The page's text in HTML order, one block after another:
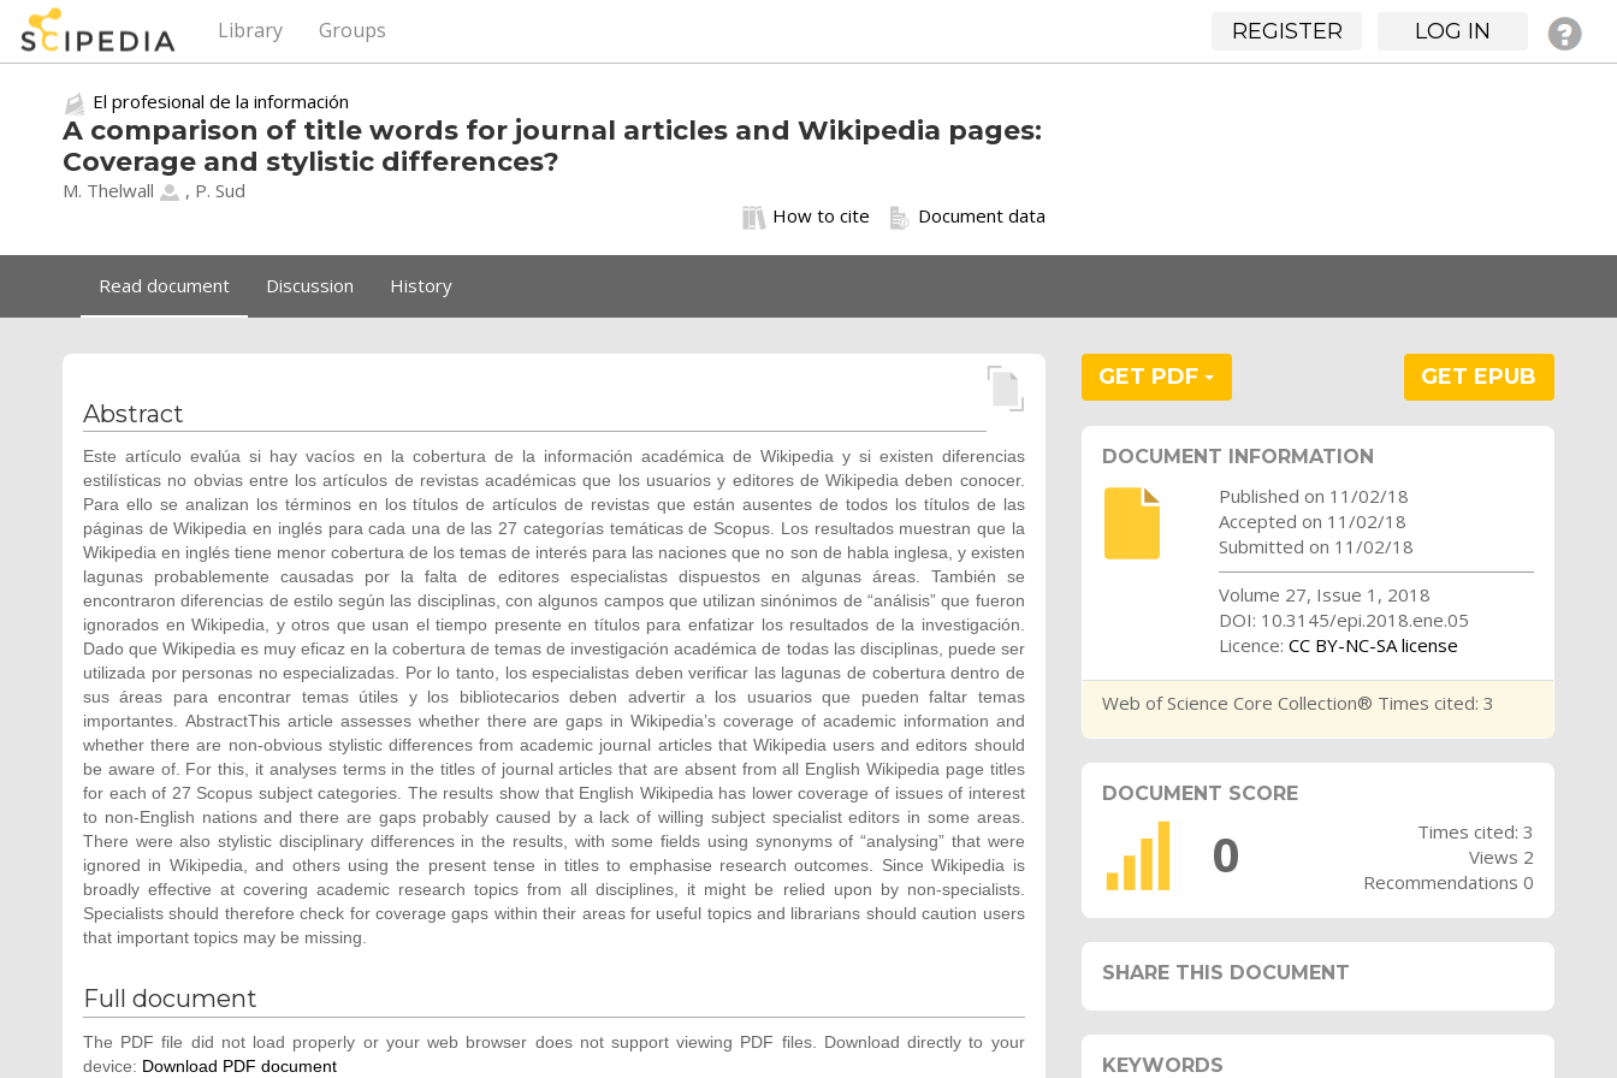
REGISTER LOG IN
Library Groups
El profesional de la información
A comparison of title words for journal articles and Wikipedia pages:
Coverage and stylistic differences?
M. Thelwall
, P. Sud
Document data
How to cite
Read document Discussion History
Abstract
Este artículo evalúa si hay vacíos en la cobertura de la información académica de Wikipedia y si existen diferencias
estilísticas no obvias entre los artículos de revistas académicas que los usuarios y editores de Wikipedia deben conocer.
Para ello se analizan los términos en los títulos de artículos de revistas que están ausentes de todos los títulos de las
páginas de Wikipedia en inglés para cada una de las 27 categorías temáticas de Scopus. Los resultados muestran que la
Wikipedia en inglés tiene menor cobertura de los temas de interés para las naciones que no son de habla inglesa, y existen
lagunas probablemente causadas por la falta de editores especialistas dispuestos en algunas áreas. También se
encontraron diferencias de estilo según las disciplinas, con algunos campos que utilizan sinónimos de “análisis” que fueron
ignorados en Wikipedia, y otros que usan el tiempo presente en títulos para enfatizar los resultados de la investigación.
Dado que Wikipedia es muy eficaz en la cobertura de temas de investigación académica de todas las disciplinas, puede ser
utilizada por personas no especializadas. Por lo tanto, los especialistas deben verificar las lagunas de cobertura dentro de
sus áreas para encontrar temas útiles y los bibliotecarios deben advertir a los usuarios que pueden faltar temas
importantes. AbstractThis article assesses whether there are gaps in Wikipedia’s coverage of academic information and
whether there are non-obvious stylistic differences from academic journal articles that Wikipedia users and editors should
be aware of. For this, it analyses terms in the titles of journal articles that are absent from all English Wikipedia page titles
for each of 27 Scopus subject categories. The results show that English Wikipedia has lower coverage of issues of interest
to non-English nations and there are gaps probably caused by a lack of willing subject specialist editors in some areas.
There were also stylistic disciplinary differences in the results, with some fields using synonyms of “analysing” that were
ignored in Wikipedia, and others using the present tense in titles to emphasise research outcomes. Since Wikipedia is
broadly effective at covering academic research topics from all disciplines, it might be relied upon by non-specialists.
Specialists should therefore check for coverage gaps within their areas for useful topics and librarians should caution users
that important topics may be missing.
Full document
The PDF file did not load properly or your web browser does not support viewing PDF files. Download directly to your
device: Download PDF document
GET PDF GET EPUB
DOCUMENT INFORMATION
Published on 11/02/18
Accepted on 11/02/18
Submitted on 11/02/18
Volume 27, Issue 1, 2018
DOI: 10.3145/epi.2018.ene.05
Licence: CC BY-NC-SA license
Web of Science Core Collection® Times cited: 3
DOCUMENT SCORE
0
Times cited: 3
Views 2
Recommendations 0
SHARE THIS DOCUMENT
KEYWORDS